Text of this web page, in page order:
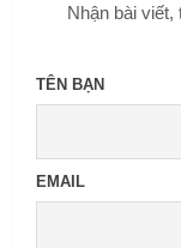
Nhận bài viết,
TÊN BẠN
EMAIL